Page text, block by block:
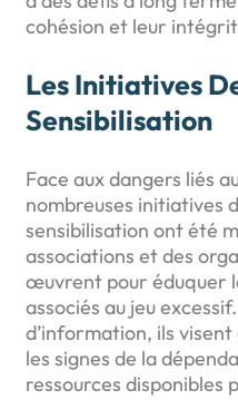
cohésion et leur
Les Initiatives
Sensibilisation
Face aux dangers liés
nombreuses initiatives
sensibilisation ont été
associations et des
œuvrent pour éduquer
associés au jeu
d’information, ils
les signes de la
ressources disponibles